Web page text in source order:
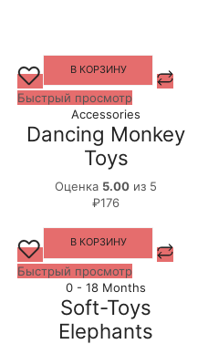
В КОРЗИНУ
Быстрый просмотр
Accessories
Dancing Monkey
Toys
Оценка 5.00 из 5
₽176
В КОРЗИНУ
Быстрый просмотр
0 - 18 Months
Soft-Toys
Elephants